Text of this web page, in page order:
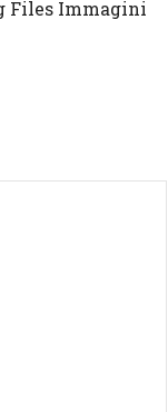
Files Immagini